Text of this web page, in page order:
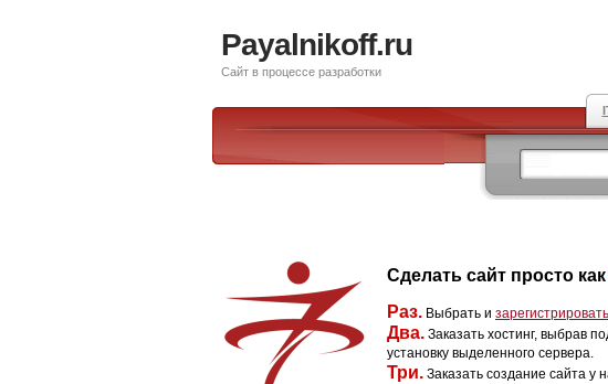
Payalnikoff.ru
Сайт в процессе разработки
Сделать сайт просто как
Раз. Выбрать и зарегистрировать
Два. Заказать хостинг, выбрав
установку выделенного сервера.
Три. Заказать создание сайта